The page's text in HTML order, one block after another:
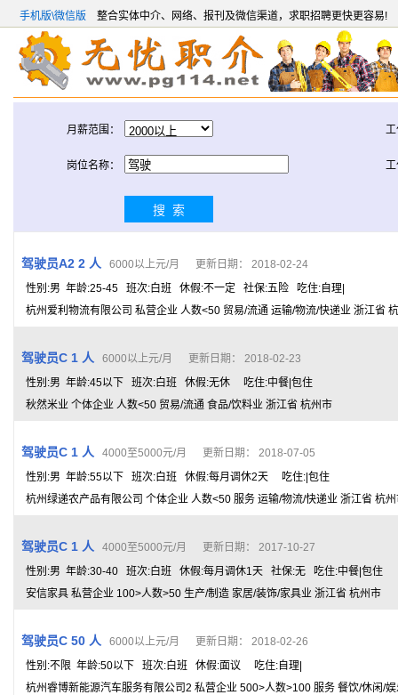
手机版\微信版 整合实体中介、网络、报刊及微信渠道，求职招聘更快更容易!
月薪范围：
岗位名称：
驾驶员A2 2 人
6000以上元/月 更新日期： 2018-02-24
性别:男 年龄:25-45 班次:白班 休假:不一定 社保:五险 吃住:自理|
杭州爱利物流有限公司 私营企业 人数<50 贸易/流通 运输/物流/快递业 浙江省
驾驶员C 1 人
6000以上元/月 更新日期： 2018-02-23
性别:男 年龄:45以下 班次:白班 休假:无休 吃住:中餐|包住
秋然米业 个体企业 人数<50 贸易/流通 食品/饮料业 浙江省 杭州市
驾驶员C 1 人
4000至5000元/月 更新日期： 2018-07-05
性别:男 年龄:55以下 班次:白班 休假:每月调休2天 吃住:|包住
杭州绿递农产品有限公司 个体企业 人数<50 服务 运输/物流/快递业 浙江省 杭
驾驶员C 1 人
4000至5000元/月 更新日期： 2017-10-27
性别:男 年龄:30-40 班次:白班 休假:每月调休1天 社保:无 吃住:中餐|包住
安信家具 私营企业 100>人数>50 生产/制造 家居/装饰/家具业 浙江省 杭州市
驾驶员C 50 人
6000以上元/月 更新日期： 2018-02-26
性别:不限 年龄:50以下 班次:白班 休假:面议 吃住:自理|
杭州睿博新能源汽车服务有限公司2 私营企业 500>人数>100 服务 餐饮/休闲/